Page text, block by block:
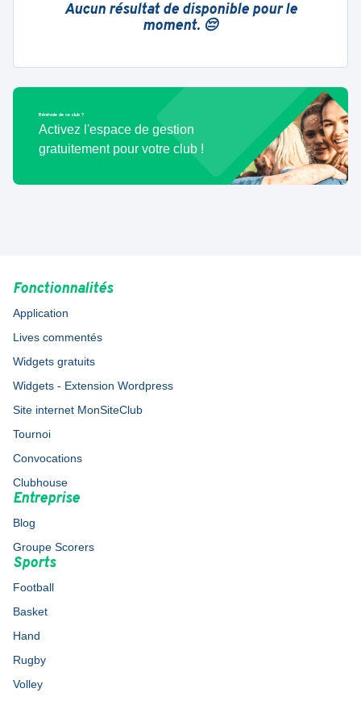
Aucun résultat de disponible pour le
moment. 😔
Bénévole de ce club ?
Activez l'espace de gestion
gratuitement pour votre club !
Fonctionnalités
Application
Lives commentés
Widgets gratuits
Widgets - Extension Wordpress
Site internet MonSiteClub
Tournoi
Convocations
Clubhouse
Entreprise
Blog
Groupe Scorers
Sports
Football
Basket
Hand
Rugby
Volley